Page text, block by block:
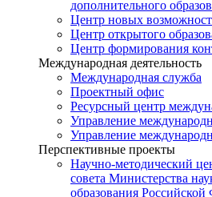
дополнительного
Центр новых
Центр открытого
Центр формирования
Международная деятельность
Международная служба
Проектный офис
Ресурсный центр
Управление
Управление
Перспективные проекты
Научно-методический
совета Министерства
образования